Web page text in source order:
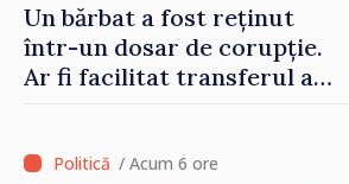
Un bărbat a fost reținut
într-un dosar de corupție.
Ar fi facilitat transferul a
/ Acum 6 ore